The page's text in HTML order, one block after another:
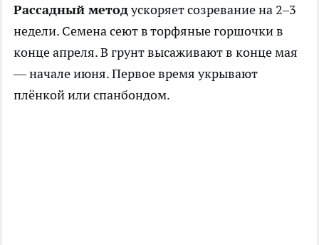
Рассадный методускоряет созревание на 2–3
недели. Семена сеют в торфяные горшочки в
конце апреля. В грунт высаживают в конце мая
— начале июня. Первое время укрывают
плёнкой или спанбондом.